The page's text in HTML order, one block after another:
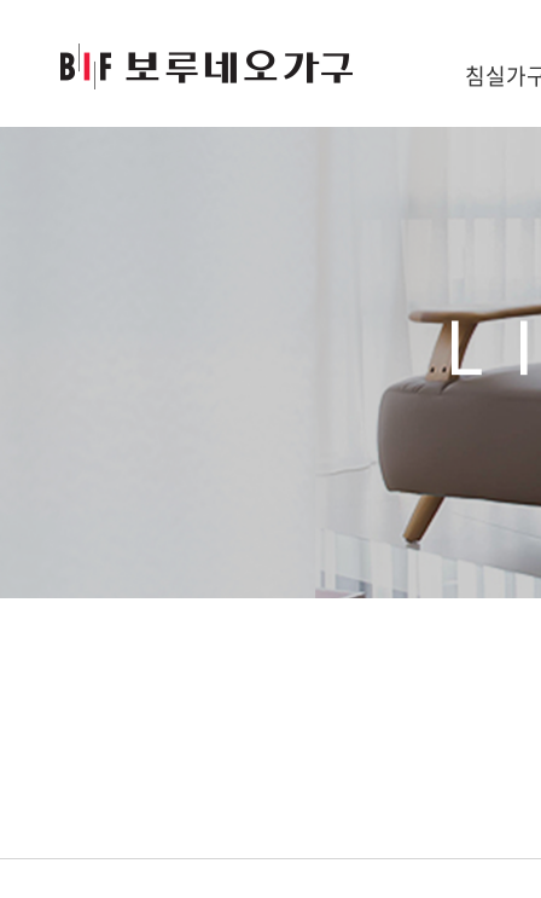
침실가